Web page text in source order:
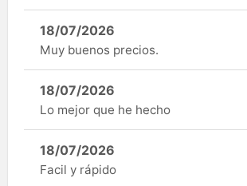
18/07/2026
Muy buenos precios.
18/07/2026
Lo mejor que he hecho
18/07/2026
Facil y rápido